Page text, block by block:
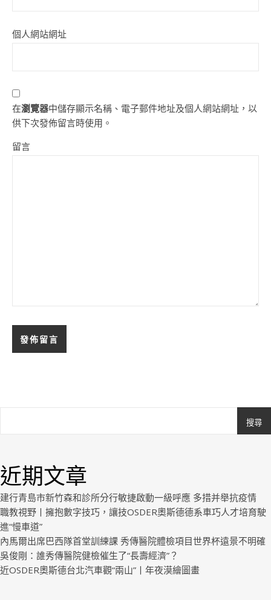
個人網站網址
在瀏覽器中儲存顯示名稱、電子郵件地址及個人網站網址，以
供下次發佈留言時使用。
留言
搜尋
近期文章
建行青島市新竹森和診所分行敏捷啟動一級呼應 多措并舉抗疫情
職教視野丨擁抱數字技巧，讓技OSDER奧斯德德系車巧人才培育駛
進“慢車道”
內馬爾出席巴西隊首堂訓練課 秀傳醫院體檢項目世界杯遠景不明確
吳俊剛：誰秀傳醫院健檢催生了“長壽經濟”？
近OSDER奧斯德台北汽車觀“兩山”丨年夜漠繪圖畫
Royal.